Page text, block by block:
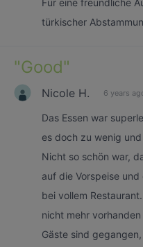
Für eine freundliche
türkischer
"Good"
Nicole H. 6 years
Das Essen war
es doch zu wenig
Nicht so schön war,
auf die Vorspeise
bei vollem
nicht mehr
Gäste sind